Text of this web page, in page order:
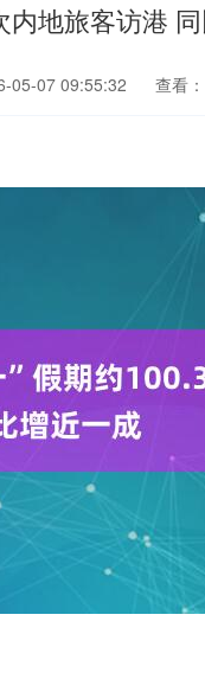
内地旅客访港
05-07 09:55:32 查看